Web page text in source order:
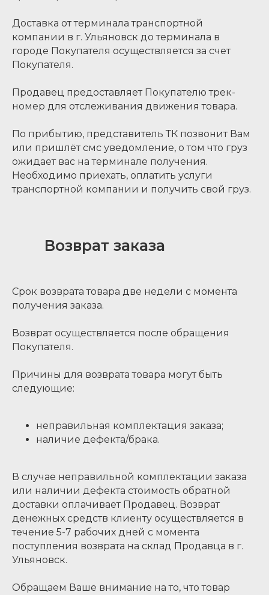
Доставка от терминала транспортной
компании в г. Ульяновск до терминала в
городе Покупателя осуществляется за счет
Покупателя.
Продавец предоставляет Покупателю трек-
номер для отслеживания движения товара.
По прибытию, представитель ТК позвонит Вам
или пришлёт смс уведомление, о том что груз
ожидает вас на терминале получения.
Необходимо приехать, оплатить услуги
транспортной компании и получить свой груз.
Возврат заказа
Срок возврата товара две недели с момента
получения заказа.
Возврат осуществляется после обращения
Покупателя.
Причины для возврата товара могут быть
следующие:
неправильная комплектация заказа;
наличие дефекта/брака.
В случае неправильной комплектации заказа
или наличии дефекта стоимость обратной
доставки оплачивает Продавец. Возврат
денежных средств клиенту осуществляется в
течение 5-7 рабочих дней с момента
поступления возврата на склад Продавца в г.
Ульяновск.
Обращаем Ваше внимание на то, что товар